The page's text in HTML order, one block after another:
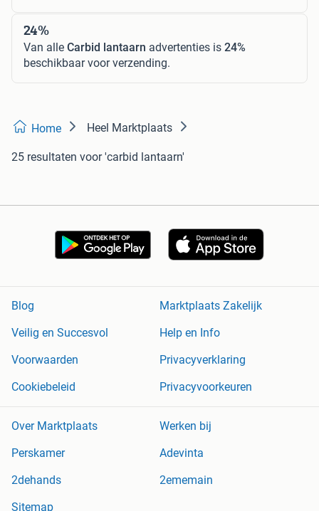
24%
Van alle Carbid lantaarn advertenties is 24%
beschikbaar voor verzending.
Home Heel Marktplaats
25 resultaten voor 'carbid lantaarn'
Blog
Marktplaats Zakelijk
Veilig en Succesvol
Help en Info
Voorwaarden
Privacyverklaring
Cookiebeleid
Privacyvoorkeuren
Over Marktplaats
Werken bij
Perskamer
Adevinta
2dehands
2ememain
Sitemap